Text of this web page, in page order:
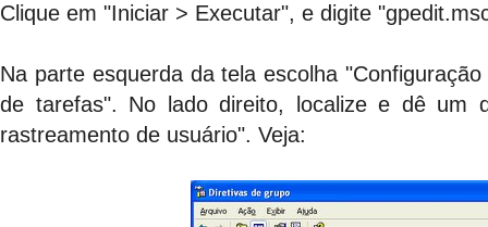
Clique em "Iniciar > Executar", e digite
Na parte esquerda da tela escolha
de tarefas". No lado direito, localize e dê um
rastreamento de usuário". Veja: